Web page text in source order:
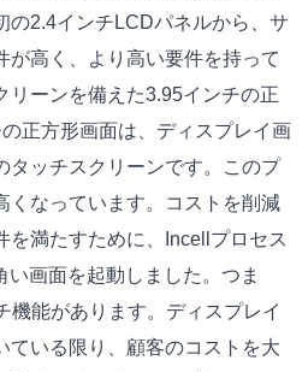
の2.4インチLCDパネルから、サ
が高く、より高い要件を持って
リーンを備えた3.95インチの正
正方形画面は、ディスプレイ画
タッチスクリーンです。このプ
くなっています。コストを削減
を満たすために、Incellプロセス
い画面を起動しました。つま
機能があります。ディスプレイ
ている限り、顧客のコストを大